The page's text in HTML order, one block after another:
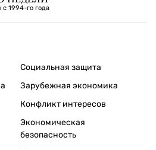
1994-го года
Социальная защита
Зарубежная экономика
Конфликт интересов
Экономическая
безопасность